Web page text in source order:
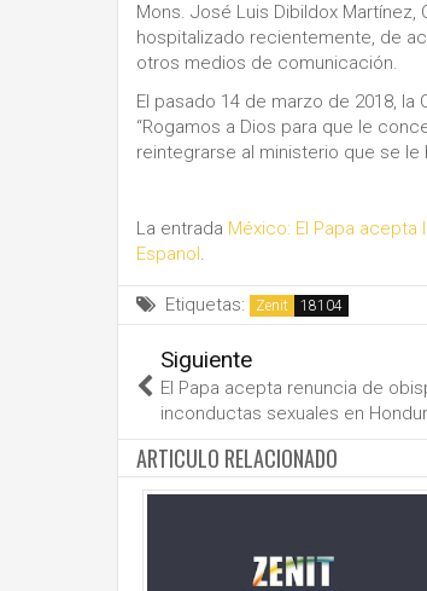
Mons. José Luis Dibildox
hospitalizado recientemente, de
otros medios de comunicación.
El pasado 14 de marzo de 2018, la
“Rogamos a Dios para que le
reintegrarse al ministerio que se le
La entrada México: El Papa acepta
Espanol
Etiquetas: Zenit
Siguiente
El Papa acepta renuncia de
inconductas sexuales en
ARTICULO RELACIONADO